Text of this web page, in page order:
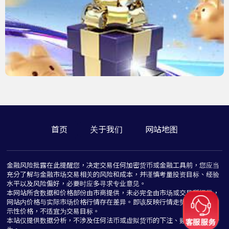
首页 关于我们 网站地图
金融风险批露在此提醒您，决定交易任何加密货币或金融工具前，您应当
充分了解与金融市场交易相关的风险和成本，并谨慎考量投资目标、经验
水平以及风险偏好，必要时应多寻求专业意见。
本网站所含数据和价格部份由市商提供，未必完全由市场或交易所提供，
网站内价格与实际市场价格行情存在差异。即该反映行情走势价格仅为指
示性价格，不适宜为交易目标。
本站仅提供数据分析，不涉及任何法币或虚拟货币的下注、赌博与推介行